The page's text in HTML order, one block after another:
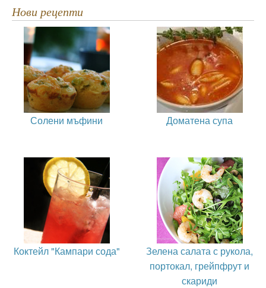
Нови рецепти
Солени мъфини Доматена супа
Коктейл "Кампари сода"
Зелена салата с рукола,
портокал, грейпфрут и
скариди